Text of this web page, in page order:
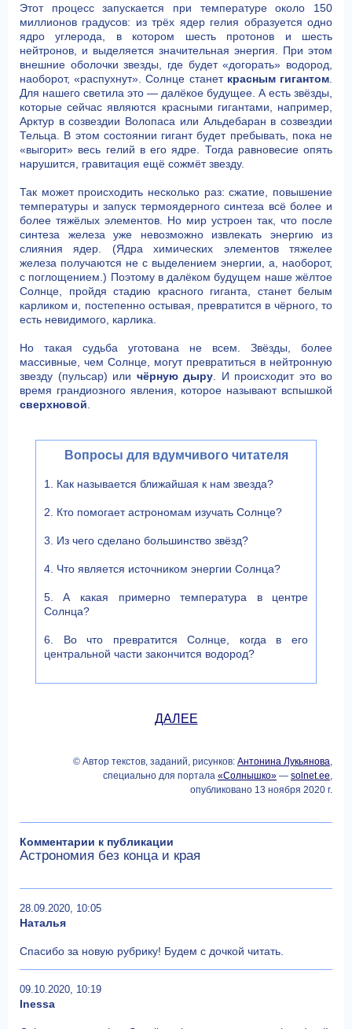
Этот процесс запускается при температуре около 150
миллионов градусов: из трёх ядер гелия образуется одно
ядро углерода, в котором шесть протонов и шесть
нейтронов, и выделяется значительная энергия. При этом
внешние оболочки звезды, где будет «догорать» водород,
наоборот, «распухнут». Солнце станет красным гигантом
Для нашего светила это — далёкое будущее. А есть звёзды,
которые сейчас являются красными гигантами, например,
Арктур в созвездии Волопаса или Альдебаран в созвездии
Тельца. В этом состоянии гигант будет пребывать, пока не
«выгорит» весь гелий в его ядре. Тогда равновесие опять
нарушится, гравитация ещё сожмёт звезду.
Так может происходить несколько раз: сжатие, повышение
температуры и запуск термоядерного синтеза всё более и
более тяжёлых элементов. Но мир устроен так, что после
синтеза железа уже невозможно извлекать энергию из
слияния ядер. (Ядра химических элементов тяжелее
железа получаются не с выделением энергии, а, наоборот,
с поглощением.) Поэтому в далёком будущем наше жёлтое
Солнце, пройдя стадию красного гиганта, станет белым
карликом и, постепенно остывая, превратится в чёрного, то
есть невидимого, карлика.
Но такая судьба уготована не всем. Звёзды, более
массивные, чем Солнце, могут превратиться в нейтронную
звезду (пульсар) или чёрную дыру . И происходит это во
время грандиозного явления, которое называют вспышкой
сверхновой
Вопросы для вдумчивого читателя
1. Как называется ближайшая к нам звезда?
2. Кто помогает астрономам изучать Солнце?
3. Из чего сделано большинство звёзд?
4. Что является источником энергии Солнца?
5. А какая примерно температура в центре
Солнца?
6. Во что превратится Солнце, когда в его
центральной части закончится водород?
ДАЛЕЕ
© Автор текстов, заданий, рисунков: Антонина Лукьянова,
специально для портала «Солнышко» — solnet.ee,
опубликовано 13 ноября 2020 г.
Комментарии к публикации
Астрономия без конца и края
28.09.2020, 10:05
Наталья
Спасибо за новую рубрику! Будем с дочкой читать.
09.10.2020, 10:19
Inessa